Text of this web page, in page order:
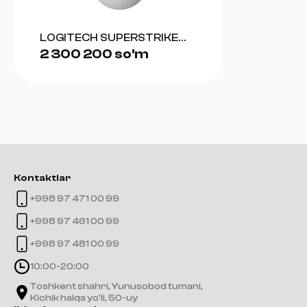
LOGITECH SUPERSTRIKE
(WHITE)
2 300 200 so'm
Kontaktlar
+998 97 471 00 99
+998 97 461 00 99
+998 97 481 00 99
10:00-20:00
Toshkent shahri, Yunusobod tumani,
Kichik halqa yo'li, 50-uy